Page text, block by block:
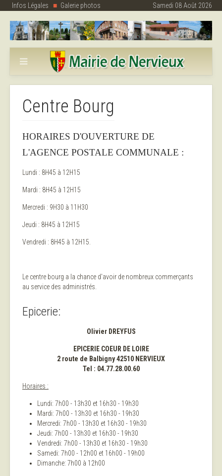
Infos Légales Galerie photos Samedi 08 Août 2026
Centre Bourg
HORAIRES D'OUVERTURE DE
L'AGENCE POSTALE COMMUNALE :
Lundi : 8H45 à 12H15
Mardi : 8H45 à 12H15
Mercredi : 9H30 à 11H30
Jeudi : 8H45 à 12H15
Vendredi : 8H45 à 12H15.
Le centre bourg a la chance d'avoir de nombreux commerçants
au service des administrés.
Epicerie:
Olivier DREYFUS
EPICERIE COEUR DE LOIRE
2 route de Balbigny 42510 NERVIEUX
Tel : 04.77.28.00.60
Horaires :
Lundi: 7h00 - 13h30 et 16h30 - 19h30
Mardi: 7h00 - 13h30 et 16h30 - 19h30
Mercredi: 7h00 - 13h30 et 16h30 - 19h30
Jeudi: 7h00 - 13h30 et 16h30 - 19h30
Vendredi: 7h00 - 13h30 et 16h30 - 19h30
Samedi: 7h00 - 12h00 et 16h00 - 19h00
Dimanche: 7h00 à 12h00